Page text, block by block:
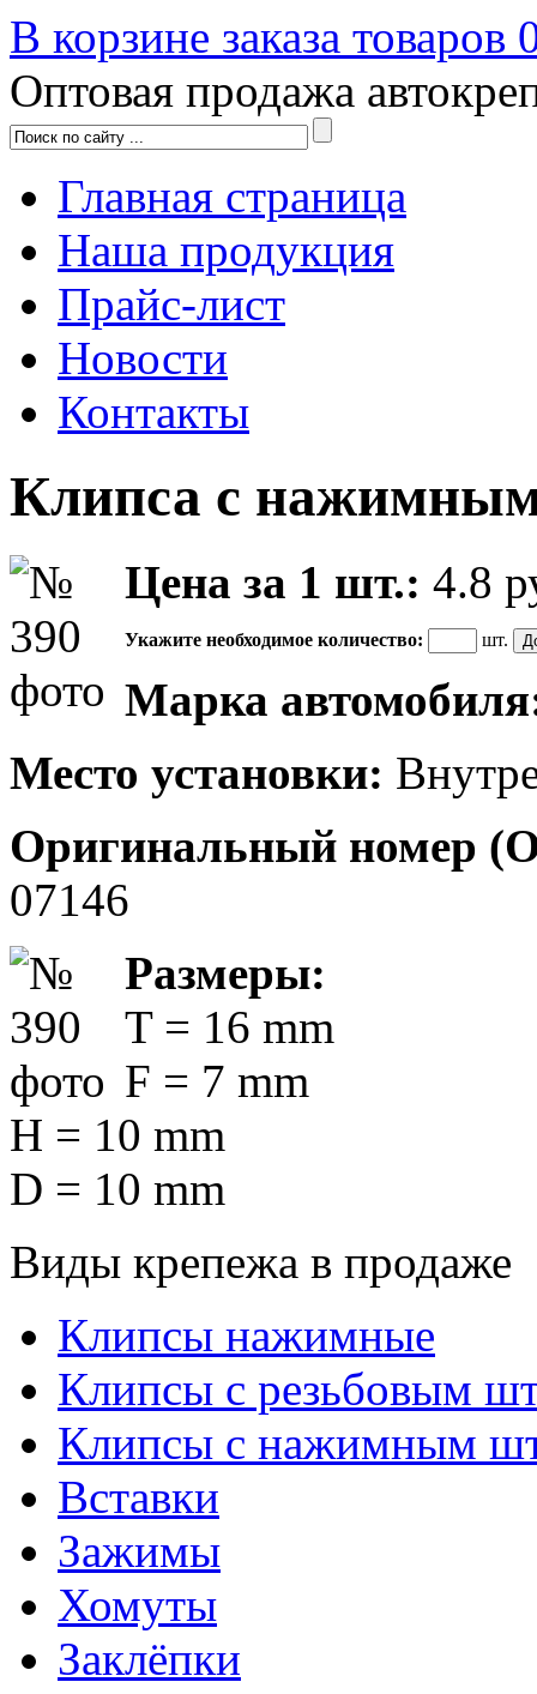
В корзине заказа товаров
Оптовая продажа
Главная страница
Наша продукция
Прайс-лист
Новости
Контакты
Клипса с
Цена за 1 шт.: 4.8
Укажите необходимое количество: шт.
Марка
Место установки:
Оригинальный номер
07146
Размеры:
T = 16 mm
F = 7 mm
H = 10 mm
D = 10 mm
Виды крепежа в продаже
Клипсы нажимные
Клипсы с резьбовым
Клипсы с нажимным
Вставки
Зажимы
Хомуты
Заклёпки